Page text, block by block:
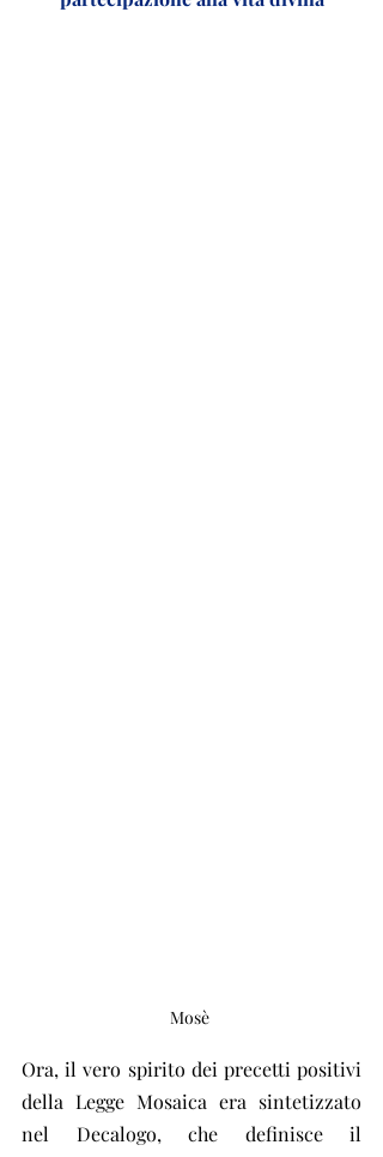
Mosè
Ora, il vero spirito dei precetti positivi
della Legge Mosaica era sintetizzato
nel Decalogo, che definisce il